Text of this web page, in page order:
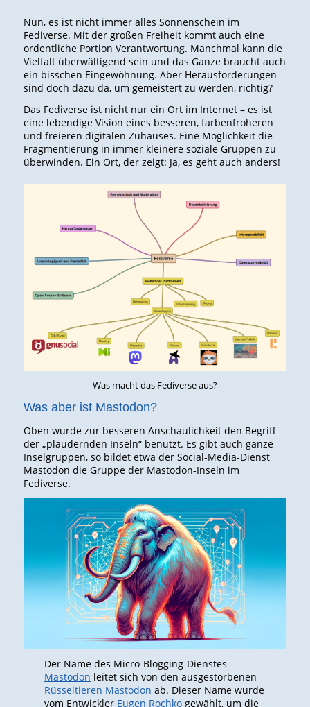
Nun, es ist nicht immer alles Sonnenschein im
Fediverse. Mit der großen Freiheit kommt auch eine
ordentliche Portion Verantwortung. Manchmal kann die
Vielfalt überwältigend sein und das Ganze braucht auch
ein bisschen Eingewöhnung. Aber Herausforderungen
sind doch dazu da, um gemeistert zu werden, richtig?
Das Fediverse ist nicht nur ein Ort im Internet – es ist
eine lebendige Vision eines besseren, farbenfroheren
und freieren digitalen Zuhauses. Eine Möglichkeit die
Fragmentierung in immer kleinere soziale Gruppen zu
überwinden. Ein Ort, der zeigt: Ja, es geht auch anders!
Was macht das Fediverse aus?
Was aber ist Mastodon?
Oben wurde zur besseren Anschaulichkeit den Begriff
der „plaudernden Inseln“ benutzt. Es gibt auch ganze
Inselgruppen, so bildet etwa der Social-Media-Dienst
Mastodon die Gruppe der Mastodon-Inseln im
Fediverse.
Der Name des Micro-Blogging-Dienstes
Mastodon leitet sich von den ausgestorbenen
Rüsseltieren Mastodon ab. Dieser Name wurde
vom Entwickler Eugen Rochko gewählt, um die